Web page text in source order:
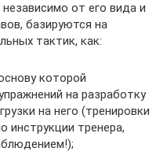
независимо от его вида и
базируются на
тактик, как:
которой
на разработку
на него (тренировки
инструкции тренера,